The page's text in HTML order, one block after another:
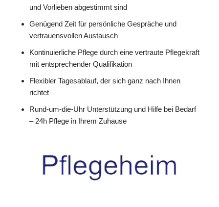
und Vorlieben abgestimmt sind
Genügend Zeit für persönliche Gespräche und
vertrauensvollen Austausch
Kontinuierliche Pflege durch eine vertraute Pflegekraft
mit entsprechender Qualifikation
Flexibler Tagesablauf, der sich ganz nach Ihnen
richtet
Rund-um-die-Uhr Unterstützung und Hilfe bei Bedarf
– 24h Pflege in Ihrem Zuhause